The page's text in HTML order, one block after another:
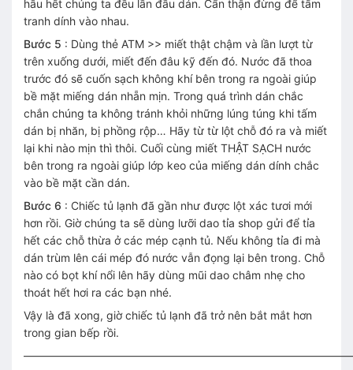
hầu hết chúng ta đều lần đầu dán. Cẩn thận đừng để tấm
tranh dính vào nhau.
Bước 5 : Dùng thẻ ATM >> miết thật chậm và lần lượt từ
trên xuống dưới, miết đến đâu kỹ đến đó. Nước đã thoa
trước đó sẽ cuốn sạch không khí bên trong ra ngoài giúp
bề mặt miếng dán nhẵn mịn. Trong quá trình dán chắc
chắn chúng ta không tránh khỏi những lúng túng khi tấm
dán bị nhăn, bị phồng rộp… Hãy từ từ lột chỗ đó ra và miết
lại khi nào mịn thì thôi. Cuối cùng miết THẬT SẠCH nước
bên trong ra ngoài giúp lớp keo của miếng dán dính chắc
vào bề mặt cần dán.
Bước 6 : Chiếc tủ lạnh đã gần như được lột xác tươi mới
hơn rồi. Giờ chúng ta sẽ dùng lưỡi dao tỉa shop gửi để tỉa
hết các chỗ thừa ở các mép cạnh tủ. Nếu không tỉa đi mà
dán trùm lên cái mép đó nước vẫn đọng lại bên trong. Chỗ
nào có bọt khí nổi lên hãy dùng mũi dao châm nhẹ cho
thoát hết hơi ra các bạn nhé.
Vậy là đã xong, giờ chiếc tủ lạnh đã trở nên bắt mắt hơn
trong gian bếp rồi.